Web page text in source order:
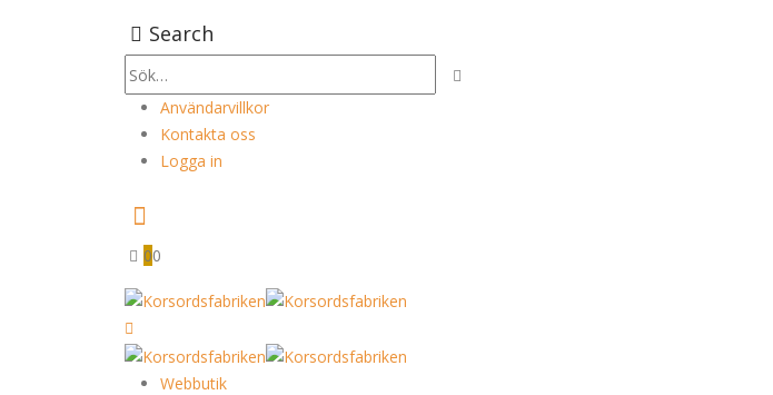
Search
Användarvillkor
Kontakta oss
Logga in
00
Webbutik